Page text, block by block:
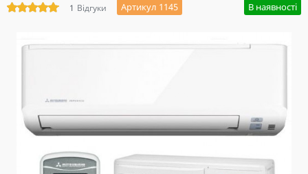
1 Відгуки Артикул 1145 В наявності